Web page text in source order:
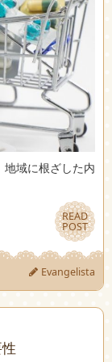
域に根ざした内
READ
POST
READ
POST
Evangelista